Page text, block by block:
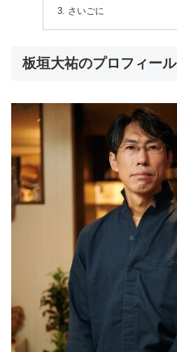
さいごに
板垣大祐のプロフィール